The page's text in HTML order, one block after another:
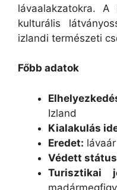
lávaalakzatokra.
kulturális
izlandi természeti
Főbb adatok
Izland
Kialakulás
Eredet:
Védett
Turisztikai